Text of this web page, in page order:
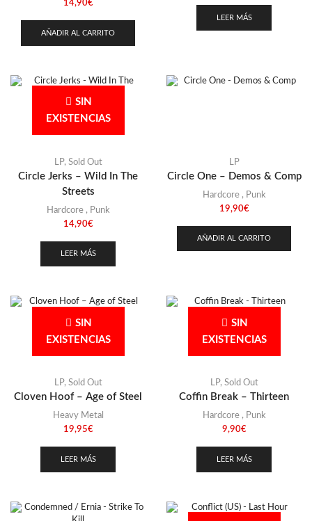
14,90€
AÑADIR AL CARRITO
LEER MÁS
SIN
EXISTENCIAS
LP, Sold Out
Circle Jerks – Wild In The
Streets
Hardcore, Punk
14,90€
LEER MÁS
LP
Circle One – Demos & Comp
Hardcore, Punk
19,90€
AÑADIR AL CARRITO
SIN
EXISTENCIAS
LP, Sold Out
Cloven Hoof – Age of Steel
Heavy Metal
19,95€
LEER MÁS
SIN
EXISTENCIAS
LP, Sold Out
Coffin Break – Thirteen
Hardcore, Punk
9,90€
LEER MÁS